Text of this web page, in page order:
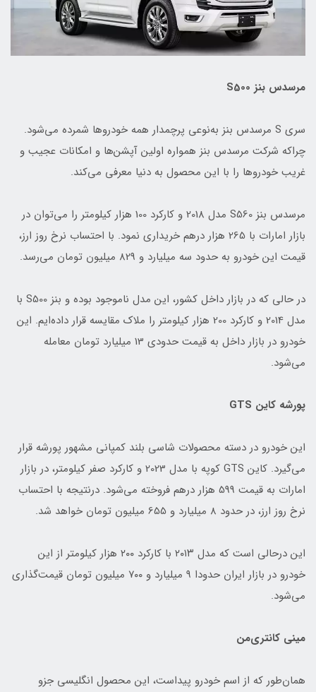
مرسدس بنز S500
سری S مرسدس بنز به‌نوعی پرچمدار همه خودروها شمرده می‌شود.
چراکه شرکت مرسدس بنز همواره اولین آپشن‌ها و امکانات عجیب و
غریب خودروها را با این محصول به دنیا معرفی می‌کند.
مرسدس بنز S560 مدل 2018 و کارکرد 100 هزار کیلومتر را می‌توان در
بازار امارات با 265 هزار درهم خریداری نمود. با احتساب نرخ روز ارز،
قیمت این خودرو به حدود سه میلیارد و 829 میلیون تومان می‌رسد.
در حالی که در بازار داخل کشور، این مدل ناموجود بوده و بنز S500 با
مدل 2014 و کارکرد 200 هزار کیلومتر را ملاک مقایسه قرار داده‌ایم. این
خودرو در بازار داخل به قیمت حدودی 13 میلیارد تومان معامله
می‌شود.
پورشه کاین GTS
این خودرو در دسته محصولات شاسی بلند کمپانی مشهور پورشه قرار
می‌گیرد. کاین GTS کوپه با مدل 2023 و کارکرد صفر کیلومتر، در بازار
امارات به قیمت 599 هزار درهم فروخته می‌شود. درنتیجه با احتساب
نرخ روز ارز، در حدود 8 میلیارد و 655 میلیون تومان خواهد شد.
این درحالی است که مدل ۲۰۱۳ با کارکرد ۲۰۰ هزار کیلومتر از این
خودرو در بازار ایران حدودا ۹ میلیارد و ۷۰۰ میلیون تومان قیمت‌گذاری
می‌شود.
مینی کانتری‌من
همان‌طور که از اسم خودرو پیداست، این محصول انگلیسی جزو